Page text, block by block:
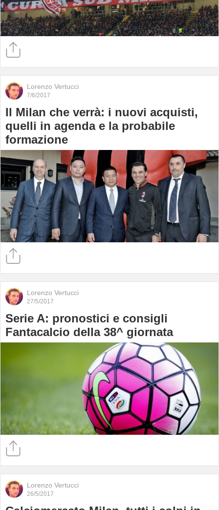
Lorenzo Vertucci
7/6/2017
Il Milan che verrà: i nuovi acquisti,
quelli in agenda e la probabile
formazione
Lorenzo Vertucci
27/5/2017
Serie A: pronostici e consigli
Fantacalcio della 38^ giornata
Lorenzo Vertucci
26/5/2017